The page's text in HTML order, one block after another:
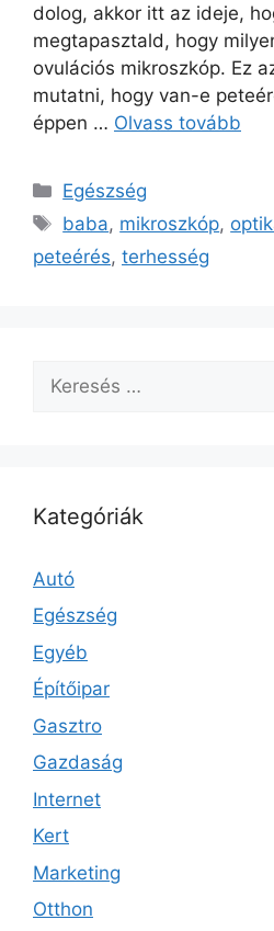
dolog, akkor itt az ideje,
megtapasztald, hogy
ovulációs mikroszkóp. Ez
mutatni, hogy van-e
éppen … Olvass tovább
Kategória
Egészség
Címkék
baba, mikroszkóp,
peteérés, terhesség
Keresés:
Kategóriák
Autó
Egészség
Egyéb
Építőipar
Gasztro
Gazdaság
Internet
Kert
Marketing
Otthon